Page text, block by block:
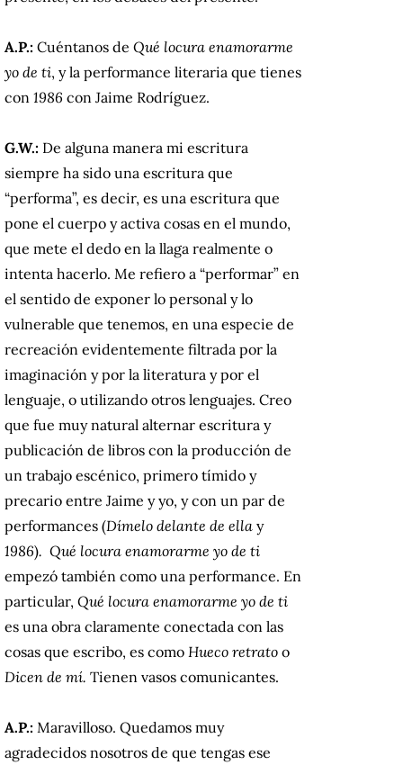
A.P.: Cuéntanos de Qué locura enamorarme
yo de ti, y la performance literaria que tienes
con 1986 con Jaime Rodríguez.
G.W.: De alguna manera mi escritura
siempre ha sido una escritura que
“performa”, es decir, es una escritura que
pone el cuerpo y activa cosas en el mundo,
que mete el dedo en la llaga realmente o
intenta hacerlo. Me refiero a “performar” en
el sentido de exponer lo personal y lo
vulnerable que tenemos, en una especie de
recreación evidentemente filtrada por la
imaginación y por la literatura y por el
lenguaje, o utilizando otros lenguajes. Creo
que fue muy natural alternar escritura y
publicación de libros con la producción de
un trabajo escénico, primero tímido y
precario entre Jaime y yo, y con un par de
performances (Dímelo delante de ella y
1986). Qué locura enamorarme yo de ti
empezó también como una performance. En
particular, Qué locura enamorarme yo de ti
es una obra claramente conectada con las
cosas que escribo, es como Hueco retrato o
Dicen de mí. Tienen vasos comunicantes.
A.P.: Maravilloso. Quedamos muy
agradecidos nosotros de que tengas ese